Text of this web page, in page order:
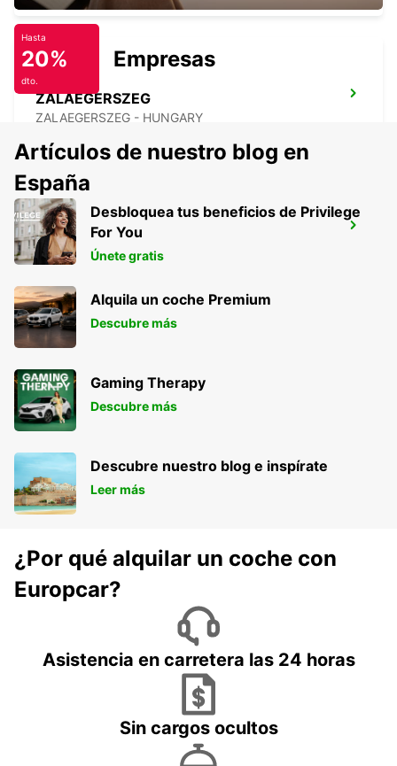
ZALAEGERSZEG
ZALAEGERSZEG - HUNGARY
KLAGENFURT AEROPUERTO
KLAGENFURT - AUSTRIA
Hasta
20%
dto.
Empresas
Artículos de nuestro blog en
España
Desbloquea tus beneficios de Privilege
For You
Únete gratis
Alquila un coche Premium
Descubre más
Gaming Therapy
Descubre más
Descubre nuestro blog e inspírate
Leer más
¿Por qué alquilar un coche con
Europcar?
Asistencia en carretera las 24 horas
Sin cargos ocultos